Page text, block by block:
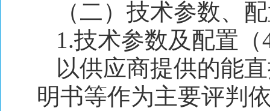
（二）技术参数、
1.技术参数及配置（
以供应商提供的能
明书等作为主要评判